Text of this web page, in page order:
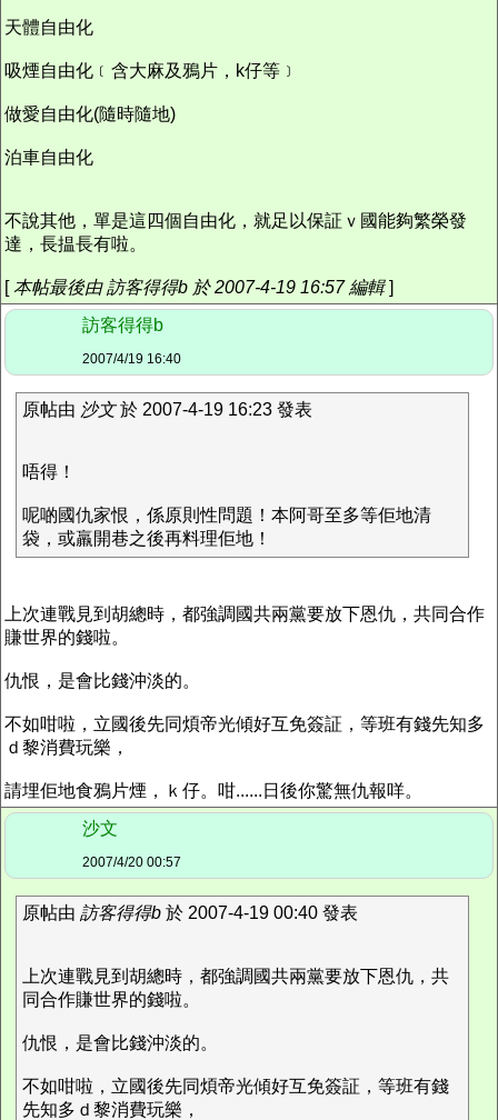
天體自由化
吸煙自由化﹝含大麻及鴉片，k仔等﹞
做愛自由化(隨時隨地)
泊車自由化
不說其他，單是這四個自由化，就足以保証ｖ國能夠繁榮發
達，長揾長有啦。
[本帖最後由 訪客得得b 於 2007-4-19 16:57 編輯]
訪客得得b
2007/4/19 16:40
原帖由 沙文於 2007-4-19 16:23 發表
唔得！
呢啲國仇家恨，係原則性問題！本阿哥至多等佢地清
袋，或羸開巷之後再料理佢地！
上次連戰見到胡總時，都強調國共兩黨要放下恩仇，共同合作
賺世界的錢啦。
仇恨，是會比錢沖淡的。
不如咁啦，立國後先同煩帝光傾好互免簽証，等班有錢先知多
ｄ黎消費玩樂，
請埋佢地食鴉片煙，ｋ仔。咁......日後你驚無仇報咩。
沙文
2007/4/20 00:57
原帖由 訪客得得b 於 2007-4-19 00:40 發表
上次連戰見到胡總時，都強調國共兩黨要放下恩仇，共
同合作賺世界的錢啦。
仇恨，是會比錢沖淡的。
不如咁啦，立國後先同煩帝光傾好互免簽証，等班有錢
先知多ｄ黎消費玩樂，